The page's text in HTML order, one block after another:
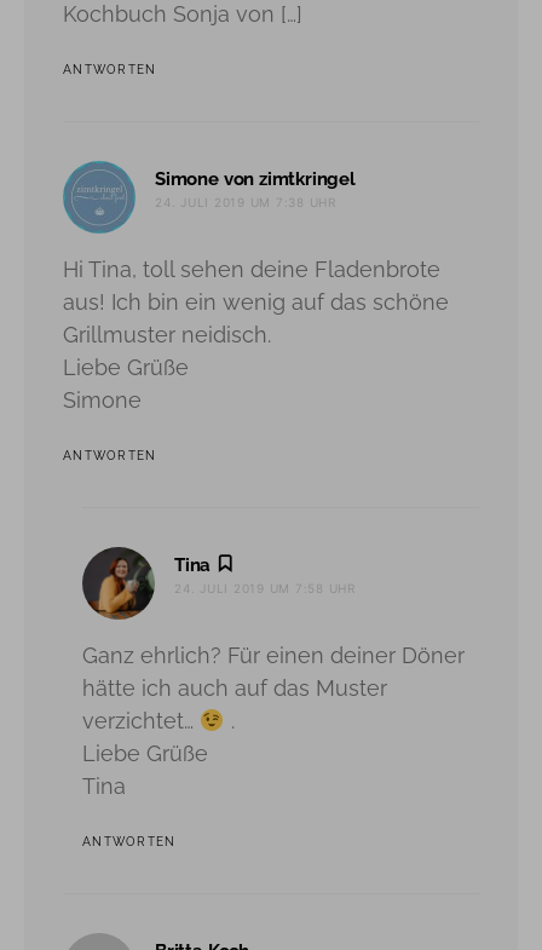
Kochbuch Sonja von […]
ANTWORTEN
Simone von zimtkringelsagt:
24. JULI 2019 UM 7:38 UHR
Hi Tina, toll sehen deine Fladenbrote
aus! Ich bin ein wenig auf das schöne
Grillmuster neidisch.
Liebe Grüße
Simone
ANTWORTEN
Tina
24. JULI 2019 UM 7:58 UHR
Ganz ehrlich? Für einen deiner Döner
hätte ich auch auf das Muster
verzichtet…
.
Liebe Grüße
Tina
ANTWORTEN